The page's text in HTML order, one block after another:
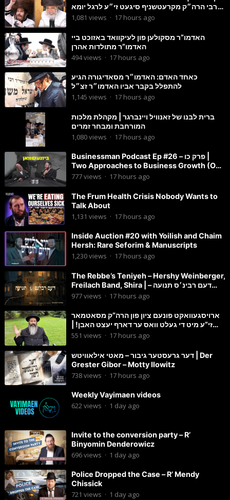
הרבי הרה״ק מקרעטשניף סיגעט זי״ע לרגל יומא
דהילולא
1,081 views · 17 hours ago
האדמו”ר מסקולען פון לעיקוואד באזוכט ביי
האדמו”ר מתולדות אהרן
494views · 17 hours ago
כאחד האדם: האדמו״ר מסאדיגורה הגיע
להתפלל בקבר אביו האדמו״ר זצ״ל
1,145 views · 17 hours ago
ברית לבנו של זאנוויל ויינברגר | מקהלת מלכות
המורחבת ומבחר זמרים
1,080views · 17 hours ago
Businessman Podcast Ep #26 – פרק כו |
Two Approaches to Business Growth (One
Is Often Overlooked)
777views · 17 hours ago
The Frum Health Crisis Nobody Wants to
Talk About
1,131 views · 17 hours ago
Inside Auction #20 with Yoilish and Chaim
Hersh: Rare Seforim & Manuscripts
1,230views · 17 hours ago
The Rebbe’s Teniyeh – Hershy Weinberger,
Freilach Band, Shira | דעם רבינ׳ס תנועה –
הערשי וויינבערגער
977views · 17 hours ago
ארויסגעוואקט פונעם ציון פון הרה”ק מסאטמאר
זי”ע מיט די געלט וואס ער דארף יעצט האבן! |
הרב מענדל ווייס
551 views · 17 hours ago
דער גרעסטער גיבור – מאטי אילאוויטש | Der
Grester Gibor – Motty Ilowitz
738views · 17 hours ago
Weekly Vayimaen videos
622views · 1 day ago
Invite to the conversion party – R’
Binyomin Denderowicz
696views · 1 day ago
Police Dropped the Case – R’ Mendy
Chissick
721 views · 1 day ago